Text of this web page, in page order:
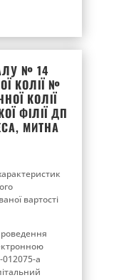
№ 14
КОЛІЇ №
КОЛІЇ
ФІЛІЇ ДП
МИТНА
вартості
012075-a